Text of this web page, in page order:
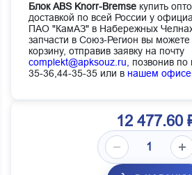
Блок ABS Knorr-Bremse купить
доставкой по всей России у
ПАО "КамАЗ" в Набережных
запчасти в Союз-Регион вы можете
корзину, отправив заявку на почту
complekt@apksouz.ru, позвонив
35-36,44-35-35 или в нашем офисе
12 477.60